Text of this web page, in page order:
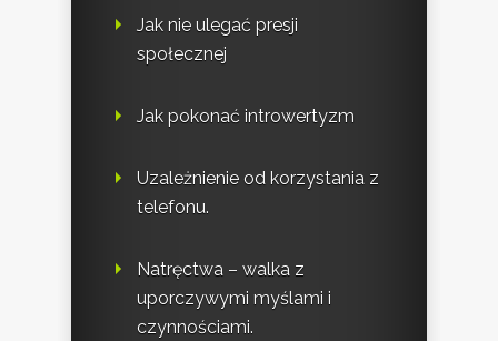
Jak nie ulegać presji
społecznej
Jak pokonać introwertyzm
Uzależnienie od korzystania z
telefonu.
Natręctwa – walka z
uporczywymi myślami i
czynnościami.